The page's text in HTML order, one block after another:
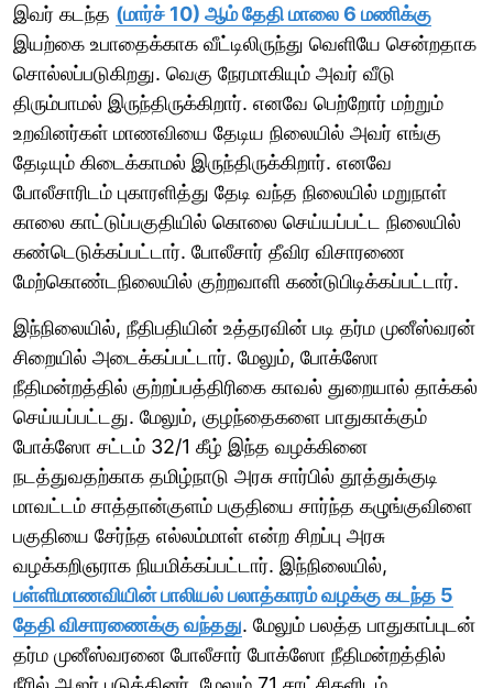
இவர் கடந்த (மார்ச் 10) ஆம் தேதி மாலை 6 மணிக்கு
இயற்கை உபாதைக்காக வீட்டிலிருந்து வெளியே சென்றதாக
சொல்லப்படுகிறது. வெகு நேரமாகியும் அவர் வீடு
திரும்பாமல் இருந்திருக்கிறார். எனவே பெற்றோர் மற்றும்
உறவினர்கள் மாணவியை தேடிய நிலையில் அவர் எங்கு
தேடியும் கிடைக்காமல் இருந்திருக்கிறார். எனவே
போலீசாரிடம் புகாரளித்து தேடி வந்த நிலையில் மறுநாள்
காலை காட்டுப்பகுதியில் கொலை செய்யப்பட்ட நிலையில்
கண்டெடுக்கப்பட்டார். போலீசார் தீவிர விசாரணை
மேற்கொண்டநிலையில் குற்றவாளி கண்டுபிடிக்கப்பட்டார்.
இந்நிலையில், நீதிபதியின் உத்தரவின் படி தர்ம முனீஸ்வரன்
சிறையில் அடைக்கப்பட்டார். மேலும், போக்ஸோ
நீதிமன்றத்தில் குற்றப்பத்திரிகை காவல் துறையால் தாக்கல்
செய்யப்பட்டது. மேலும், குழந்தைகளை பாதுகாக்கும்
போக்ஸோ சட்டம் 32/1 கீழ் இந்த வழக்கினை
நடத்துவதற்காக தமிழ்நாடு அரசு சார்பில் தூத்துக்குடி
மாவட்டம் சாத்தான்குளம் பகுதியை சார்ந்த கழுங்குவிளை
பகுதியை சேர்ந்த எல்லம்மாள் என்ற சிறப்பு அரசு
வழக்கறிஞராக நியமிக்கப்பட்டார். இந்நிலையில்,
பள்ளிமாணவியின் பாலியல் பலாத்காரம் வழக்கு கடந்த 5
தேதி விசாரணைக்கு வந்தது. மேலும் பலத்த பாதுகாப்புடன்
தர்ம முனீஸ்வரனை போலீசார் போக்ஸோ நீதிமன்றத்தில்